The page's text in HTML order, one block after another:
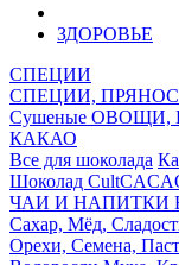
ЗДОРОВЬЕ
СПЕЦИИ
СПЕЦИИ,
Сушеные ОВОЩИ,
КАКАО
Все для шоколада
Шоколад
ЧАИ И НАПИТКИ
Сахар, Мёд,
Орехи, Семена,